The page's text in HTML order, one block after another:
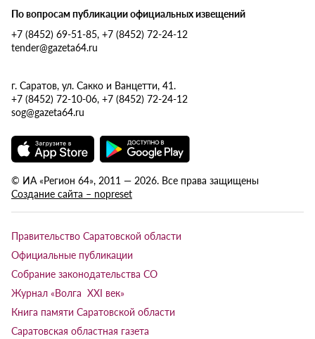
По вопросам публикации официальных извещений
+7 (8452) 69-51-85, +7 (8452) 72-24-12
tender@gazeta64.ru
г. Саратов, ул. Сакко и Ванцетти, 41.
+7 (8452) 72-10-06, +7 (8452) 72-24-12
sog@gazeta64.ru
© ИА «Регион 64», 2011 — 2026. Все права защищены
Создание сайта – nopreset
Правительство Саратовской области
Официальные публикации
Собрание законодательства СО
Журнал «Волга XXI век»
Книга памяти Саратовской области
Саратовская областная газета